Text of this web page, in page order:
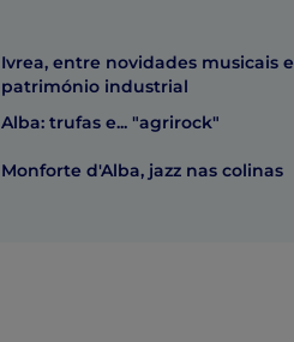
Ivrea, entre novidades musicais e
património industrial
Alba: trufas e... "agrirock"
Monforte d'Alba, jazz nas colinas